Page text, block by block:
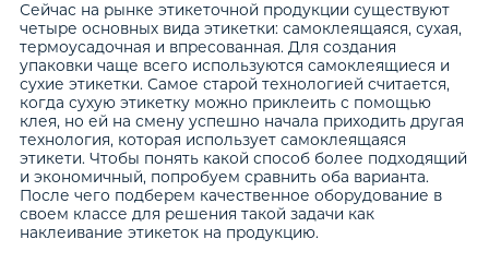
Сейчас на рынке этикеточной продукции существуют
четыре основных вида этикетки: самоклеящаяся, сухая,
термоусадочная и впресованная. Для создания
упаковки чаще всего используются самоклеящиеся и
сухие этикетки. Самое старой технологией считается,
когда сухую этикетку можно приклеить с помощью
клея, но ей на смену успешно начала приходить другая
технология, которая использует самоклеящаяся
этикети. Чтобы понять какой способ более подходящий
и экономичный, попробуем сравнить оба варианта.
После чего подберем качественное оборудование в
своем классе для решения такой задачи как
наклеивание этикеток на продукцию.